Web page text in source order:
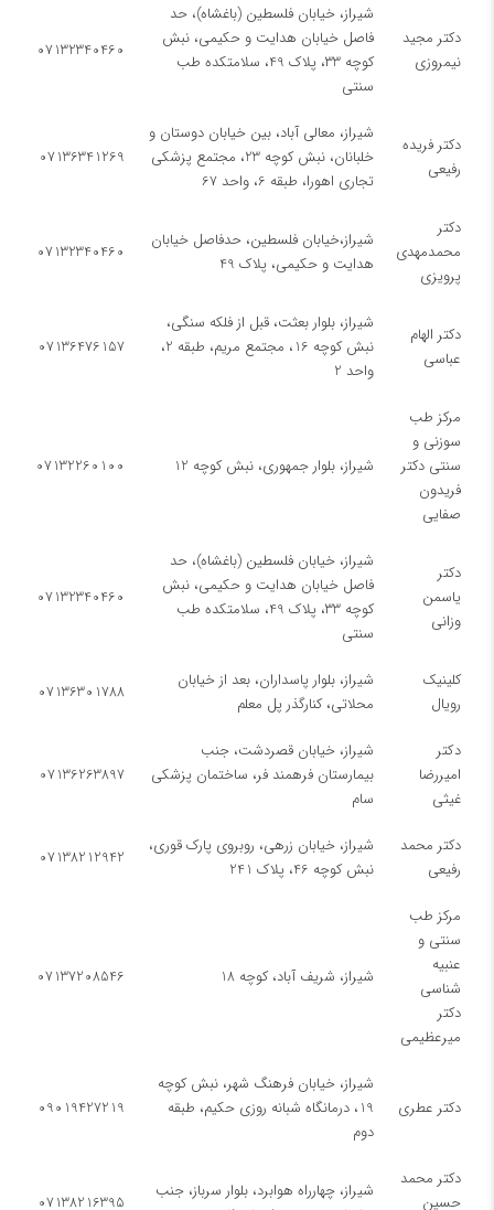
دکتر مجید
نیمروزی
شیراز، خیابان فلسطین (باغشاه)، حد
فاصل خیابان هدایت و حکیمی، نبش
کوچه ۳3، پلاک 49، سلامتکده طب
سنتی
07132340460
دکتر فریده
رفیعی
شیراز، معالی آباد، بین خیابان دوستان و
خلبانان، نبش کوچه 23، مجتمع پزشکی
تجاری اهورا، طبقه 6، واحد 67
07136341269
دکتر
محمدمهدی
پرویزی
شیراز،خیابان فلسطین، حدفاصل خیابان
هدایت و حکیمی، پلاک 49
07132340460
دکتر الهام
عباسی
شیراز، بلوار بعثت، قبل از فلکه سنگی،
نبش کوچه 16، مجتمع مریم، طبقه 2،
واحد 2
07136476157
مرکز طب
سوزنی و
سنتی دکتر
فریدون
صفایی
شیراز، بلوار جمهوری، نبش کوچه 12 07132260100
دکتر
یاسمن
وزانی
شیراز، خیابان فلسطین (باغشاه)، حد
فاصل خیابان هدایت و حکیمی، نبش
کوچه ۳3، پلاک 49، سلامتکده طب
سنتی
07132340460
کلینیک
رویال
شیراز، بلوار پاسداران، بعد از خیابان
محلاتی، کنارگذر پل معلم
07136301788
دكتر
اميررضا
غيثی
شیراز، خيابان قصردشت، جنب
بیمارستان فرهمند فر، ساختمان پزشکی
سام
07136263897
دکتر محمد
رفیعی
شیراز، خیابان زرهی، روبروی پارک قوری،
نبش کوچه 46، پلاک 241
07138212942
مرکز طب
سنتی و
عنبیه
شناسی
دکتر
میرعظیمی
شیراز، شریف آباد، کوچه 18 07137208546
دکتر عطری
شیراز، خیابان فرهنگ شهر، نبش کوچه
19، درمانگاه شبانه روزی حکیم، طبقه
دوم
09019427219
دکتر محمد
حسین
شیراز، چهارراه هوابرد، بلوار سرباز، جنب
07138216395